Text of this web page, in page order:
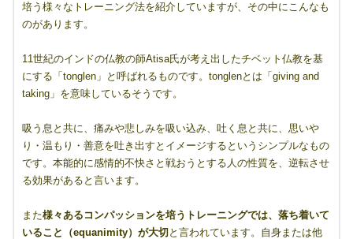
培う様々なトレーニング法を紹介していますが、その中にこんなも
のがあります。
11世紀のインドの仏教の師Atisa氏が考え出したチベット仏教を基
にする「tonglen」と呼ばれるものです。tonglenとは「giving and
taking」を意味しているそうです。
吸う息と共に、痛みや悲しみを吸い込み、吐く息と共に、思いや
り・温もり・善意を吐き出すとイメージするというシンプルなもの
です。本能的に感情的不快さと戦おうとする人の性質を、逆転させ
る効果があると言います。
また様々あるコンパッションを培うトレーニングでは、落ち着いて
いること（equanimity）が大切 と言われています。自身または他